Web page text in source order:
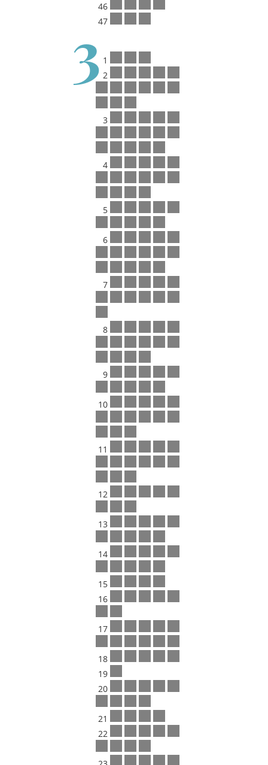
46
47
3 1
2
3
4
5
6
7
8
9
10
11
12
13
14
15
16
17
18
19
20
21
22